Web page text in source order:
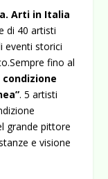
Arti in Italia
di 40 artisti
eventi storici
fino al
condizione
. 5 artisti
grande pittore
e visione